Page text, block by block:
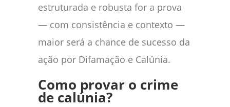
estruturada e robusta for a prova
— com consistência e contexto —
maior será a chance de sucesso da
ação por Difamação e Calúnia.
Como provar o crime
de calúnia?